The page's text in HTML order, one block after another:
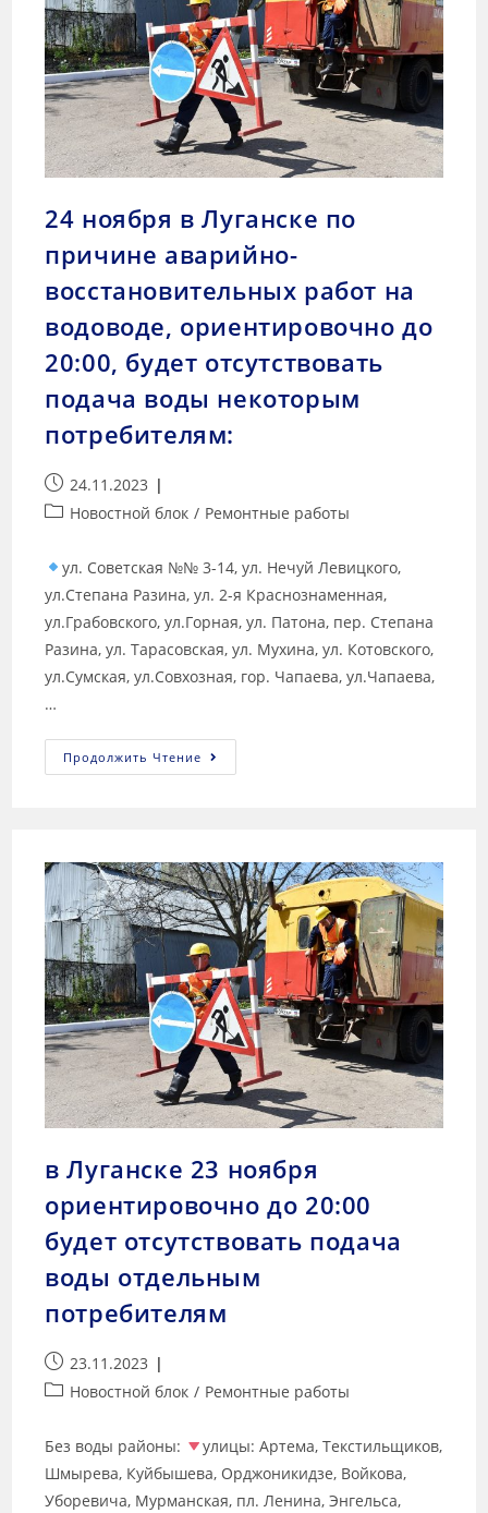
24 ноября в Луганске по
причине аварийно-
восстановительных работ на
водоводе, ориентировочно до
20:00, будет отсутствовать
подача воды некоторым
потребителям:
24.11.2023
Новостной блок / Ремонтные работы
ул. Советская №№ 3-14, ул. Нечуй Левицкого,
ул.Степана Разина, ул. 2-я Краснознаменная,
ул.Грабовского, ул.Горная, ул. Патона, пер. Степана
Разина, ул. Тарасовская, ул. Мухина, ул. Котовского,
ул.Сумская, ул.Совхозная, гор. Чапаева, ул.Чапаева,
…
Продолжить Чтение
в Луганске 23 ноября
ориентировочно до 20:00
будет отсутствовать подача
воды отдельным
потребителям
23.11.2023
Новостной блок / Ремонтные работы
Без воды районы:
улицы: Артема, Текстильщиков,
Шмырева, Куйбышева, Орджоникидзе, Войкова,
Уборевича, Мурманская, пл. Ленина, Энгельса,